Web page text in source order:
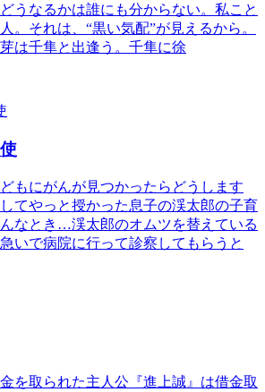
うなるかは誰にも分からない。私こと
。それは、“黒い気配”が見えるから。
は千隼と出逢う。千隼に徐
もにがんが見つかったらどうします
てやっと授かった息子の渓太郎の子育
なとき…渓太郎のオムツを替えている
いで病院に行って診察してもらうと
を取られた主人公『進上誠』は借金取